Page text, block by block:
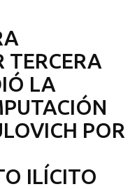
TERCERA
LA
POR
ILÍCITO